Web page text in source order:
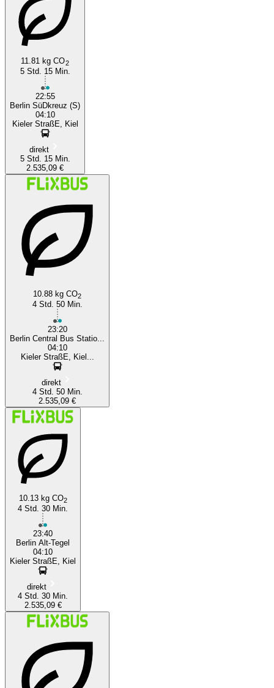
11.81 kg CO2
5 Std. 15 Min.
22:55
Berlin SüDkreuz (S)
04:10
Kieler StraßE, Kiel
direkt
5 Std. 15 Min.
2.535,09 €
10.88 kg CO2
4 Std. 50 Min.
23:20
Berlin Central Bus Statio...
04:10
Kieler StraßE, Kiel...
direkt
4 Std. 50 Min.
2.535,09 €
10.13 kg CO2
4 Std. 30 Min.
23:40
Berlin Alt-Tegel
04:10
Kieler StraßE, Kiel
direkt
4 Std. 30 Min.
2.535,09 €